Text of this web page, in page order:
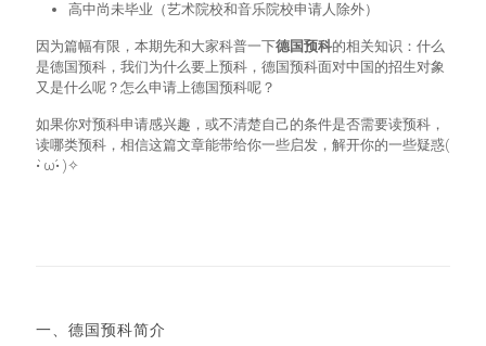
高中尚未毕业（艺术院校和音乐院校申请人除外）
因为篇幅有限，本期先和大家科普一下德国预科的相关知识：什么
是德国预科，我们为什么要上预科，德国预科面对中国的招生对象
又是什么呢？怎么申请上德国预科呢？
如果你对预科申请感兴趣，或不清楚自己的条件是否需要读预科，
读哪类预科，相信这篇文章能带给你一些启发，解开你的一些疑惑(
• ̀ω•́ )✧
一、德国预科简介